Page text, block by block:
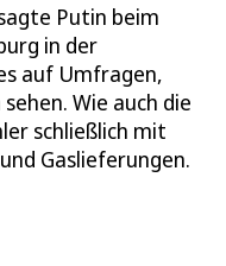
Putin beim
in der
auf Umfragen,
Wie auch die
schließlich mit
Gaslieferungen.